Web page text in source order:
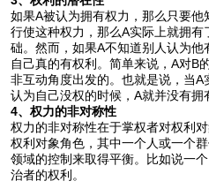
如果A被认为拥有权力，那么只要
行使这种权力，那么A实际上就拥
础。然而，如果A不知道别人认为
自己真的有权利。简单来说，A对B
非互动角度出发的。也就是说，当
认为自己没权的时候，A就并没有拥
4、权力的非对称性
权力的非对称性在于掌权者对权利
权利对象角色，其中一个人或一个
领域的控制来取得平衡。比如说一
治者的权利。